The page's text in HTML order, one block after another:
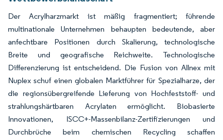
Der Acrylharzmarkt ist mäßig fragmentiert; führende
multinationale Unternehmen behaupten bedeutende, aber
anfechtbare Positionen durch Skalierung, technologische
Breite und geografische Reichweite. Technologische
Differenzierung ist entscheidend. Die Fusion von Allnex mit
Nuplex schuf einen globalen Marktführer für Spezialharze, der
die regionsübergreifende Lieferung von Hochfeststoff- und
strahlungshärtbaren Acrylaten ermöglicht. Biobasierte
Innovationen, ISCC+-Massenbilanz-Zertifizierungen und
Durchbrüche beim chemischen Recycling schaffen